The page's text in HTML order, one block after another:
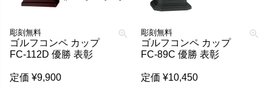
彫刻無料
ゴルフコンペ カップ
FC-112D 優勝 表彰
定価 ¥9,900
彫刻無料
ゴルフコンペ カップ
FC-89C 優勝 表彰
定価 ¥10,450